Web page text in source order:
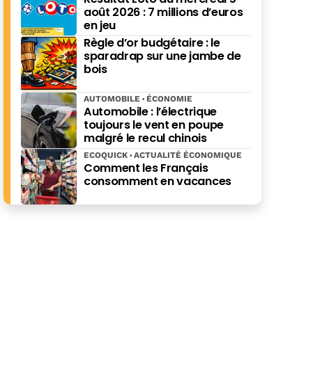
août 2026 : 7 millions d’euros
en jeu
Règle d’or budgétaire : le
sparadrap sur une jambe de
bois
Automobile : l’électrique
toujours le vent en poupe
malgré le recul chinois
AUTOMOBILE ÉCONOMIE
Comment les Français
consomment en vacances
ECOQUICK ACTUALITÉ ÉCONOMIQUE